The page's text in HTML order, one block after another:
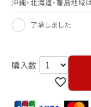
沖縄・北海道・離島地
了承しました